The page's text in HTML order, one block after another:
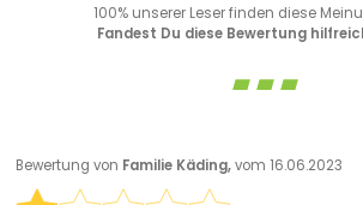
100% unserer Leser finden diese
Fandest Du diese Bewertung
Bewertung von Familie Käding,vom 16.06.2023